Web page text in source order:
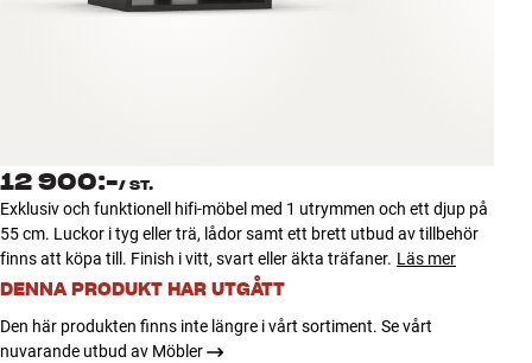
NYHETER
ERBJUDANDEN
Hitta Butik
Kundtjänst
12 900:-/ ST.
Exklusiv och funktionell hifi-möbel med 1 utrymmen och ett djup på
55 cm. Luckor i tyg eller trä, lådor samt ett brett utbud av tillbehör
finns att köpa till. Finish i vitt, svart eller äkta träfaner. Läs mer
DENNA PRODUKT HAR UTGÅTT
Den här produkten finns inte längre i vårt sortiment. Se vårt
nuvarande utbud av Möbler